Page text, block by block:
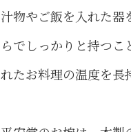
汁物やご飯を入れた
らでしっかりと持つ
れたお料理の温度を長